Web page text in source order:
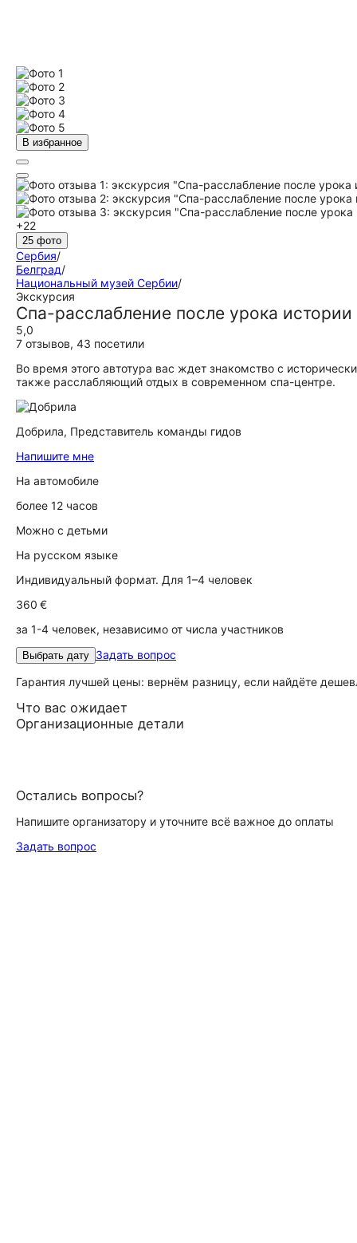
В избранное
+22
25 фото
Сербия/
Белград/
Национальный музей Сербии/
Экскурсия
Спа-расслабление после урока
5,0
7 отзывов, 43 посетили
Во время этого автотура вас ждет знакомство с
также расслабляющий отдых в современном спа-центре.
Добрила, Представитель команды гидов
Напишите мне
На автомобиле
более 12 часов
Можно с детьми
На русском языке
Индивидуальный формат. Для 1–4 человек
360 €
за 1-4 человек, независимо от числа участников
Выбрать дату Задать вопрос
Гарантия лучшей цены: вернём разницу, если найдёте
Что вас ожидает
Организационные детали
Остались вопросы?
Напишите организатору и уточните всё важное до оплаты
Задать вопрос